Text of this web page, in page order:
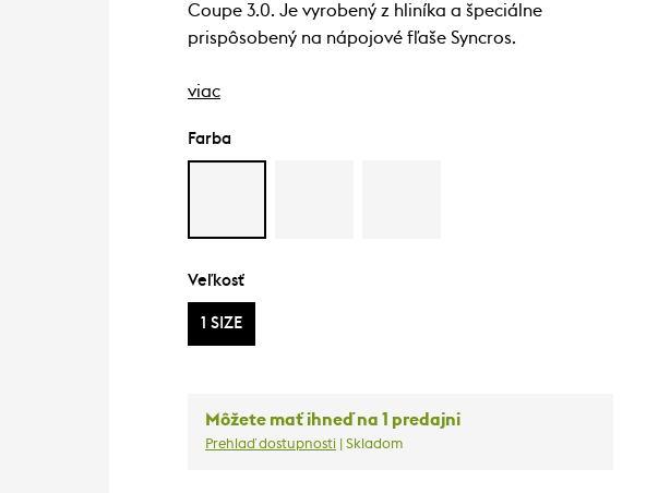
Coupe 3.0. Je vyrobený z hliníka a špeciálne
prispôsobený na nápojové fľaše Syncros.
viac
Farba
Veľkosť
1 SIZE
Môžete mať ihneď na 1 predajni
Prehlaď dostupnosti | Skladom